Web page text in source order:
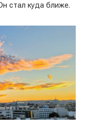
стал куда ближе.